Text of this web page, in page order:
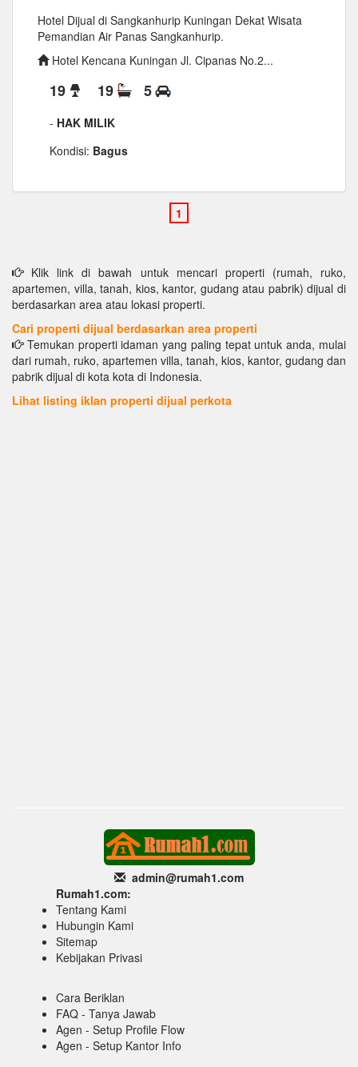
Hotel Dijual di Sangkanhurip Kuningan Dekat Wisata
Pemandian Air Panas Sangkanhurip.
Hotel Kencana Kuningan Jl. Cipanas No.2...
19 19 5
- HAK MILIK
Kondisi: Bagus
Klik link di bawah untuk mencari properti (rumah, ruko,
apartemen, villa, tanah, kios, kantor, gudang atau pabrik) dijual di
berdasarkan area atau lokasi properti.
Cari properti dijual berdasarkan area properti
Temukan properti idaman yang paling tepat untuk anda, mulai
dari rumah, ruko, apartemen villa, tanah, kios, kantor, gudang dan
pabrik dijual di kota kota di Indonesia.
Lihat listing iklan properti dijual perkota
admin@rumah1.com
Rumah1.com:
Tentang Kami
Hubungin Kami
Sitemap
Kebijakan Privasi
Cara Beriklan
FAQ - Tanya Jawab
Agen - Setup Profile Flow
Agen - Setup Kantor Info